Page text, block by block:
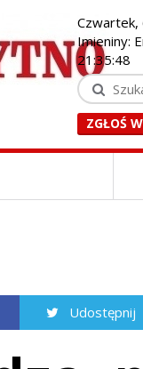
Czwartek,
Imieniny:
21:35:49
ZGŁOŚ
Udostępnij